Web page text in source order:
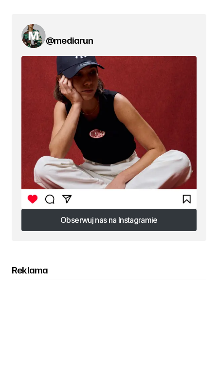
@mediarun
Obserwuj nas na Instagramie
Obserwuj nas na Instagramie
Reklama